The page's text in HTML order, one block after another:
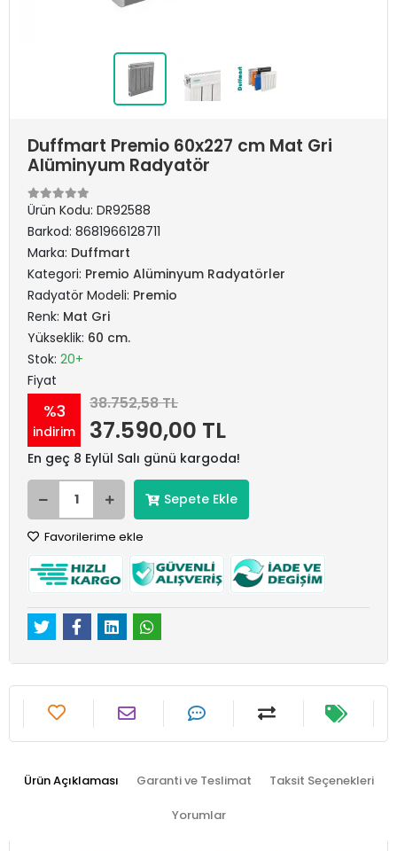
Duffmart Premio 60x227 cm Mat Gri
Alüminyum Radyatör
Ürün Kodu: DR92588
Barkod: 8681966128711
Marka: Duffmart
Kategori: Premio Alüminyum Radyatörler
Radyatör Modeli: Premio
Renk: Mat Gri
Yükseklik: 60 cm.
Stok: 20+
Fiyat
%3
indirim
38.752,58 TL
37.590,00 TL
En geç 8 Eylül Salı günü kargoda!
Sepete Ekle
Favorilerime ekle
Ürün Açıklaması Garanti ve Teslimat Taksit Seçenekleri
Yorumlar